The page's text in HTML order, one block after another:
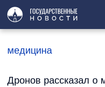
медицина
Дронов рассказал о